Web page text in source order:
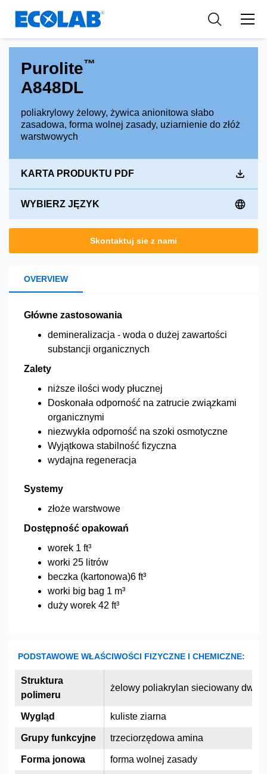
Resources
PRZEMYSŁ
Nutraceuticals
Wiadomości i wydarzenia
Narzędzia
Purolite™
A848DL
poliakrylowy żelowy, żywica anionitowa słabo
zasadowa, forma wolnej zasady, uziarnienie do złóż
warstwowych
KARTA PRODUKTU PDF
WYBIERZ JĘZYK
Skontaktuj sie z nami
OVERVIEW
Główne zastosowania
demineralizacja - woda o dużej zawartości
substancji organicznych
Zalety
niższe ilości wody płucznej
Doskonała odporność na zatrucie związkami
organicznymi
niezwykła odporność na szoki osmotyczne
Wyjątkowa stabilność fizyczna
wydajna regeneracja
Systemy
złoże warstwowe
Dostępność opakowań
worek 1 ft³
worki 25 litrów
beczka (kartonowa)6 ft³
worki big bag 1 m³
duży worek 42 ft³
PODSTAWOWE WŁAŚCIWOŚCI FIZYCZNE I CHEMICZNE:
żelowy poliakrylan sieciowany
kuliste ziarna
trzeciorzędowa amina
forma wolnej zasady
Struktura
polimeru
Wygląd
Grupy funkcyjne
Forma jonowa